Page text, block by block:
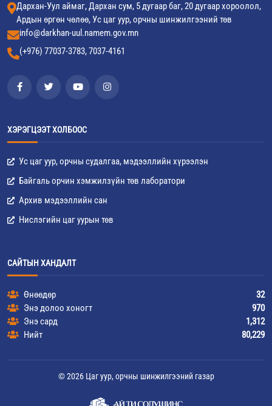
Дархан-Уул аймаг, Дархан сум, 5 дугаар баг, 20 дугаар хороолол,
Ардын өргөн чөлөө, Ус цаг уур, орчны шинжилгээний төв
info@darkhan-uul.namem.gov.mn
(+976) 77037-3783, 7037-4161
ХЭРЭГЦЭЭТ ХОЛБООС
Ус цаг уур, орчны судалгаа, мэдээллийн хүрээлэн
Байгаль орчин хэмжилзүйн төв лаборатори
Архив мэдээллийн сан
Нислэгийн цаг уурын төв
САЙТЫН ХАНДАЛТ
Өнөөдөр
32
Энэ долоо хоногт
970
Энэ сард
1,312
Нийт
80,229
© 2026 Цаг уур, орчны шинжилгээний газар